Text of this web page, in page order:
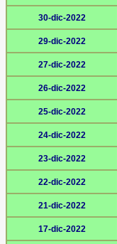
30-dic-2022
29-dic-2022
27-dic-2022
26-dic-2022
25-dic-2022
24-dic-2022
23-dic-2022
22-dic-2022
21-dic-2022
17-dic-2022